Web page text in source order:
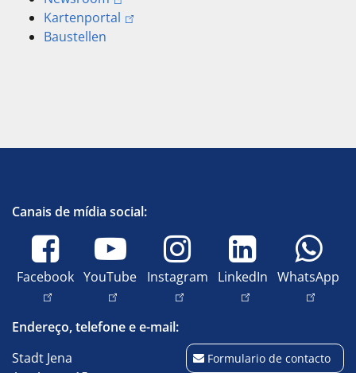
Kartenportal
Baustellen
Canais de mídia social:
Facebook YouTube Instagram LinkedIn WhatsApp
Endereço, telefone e e-mail:
Stadt Jena
Formulario de contacto